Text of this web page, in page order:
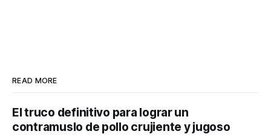
READ MORE
El truco definitivo para lograr un
contramuslo de pollo crujiente y jugoso